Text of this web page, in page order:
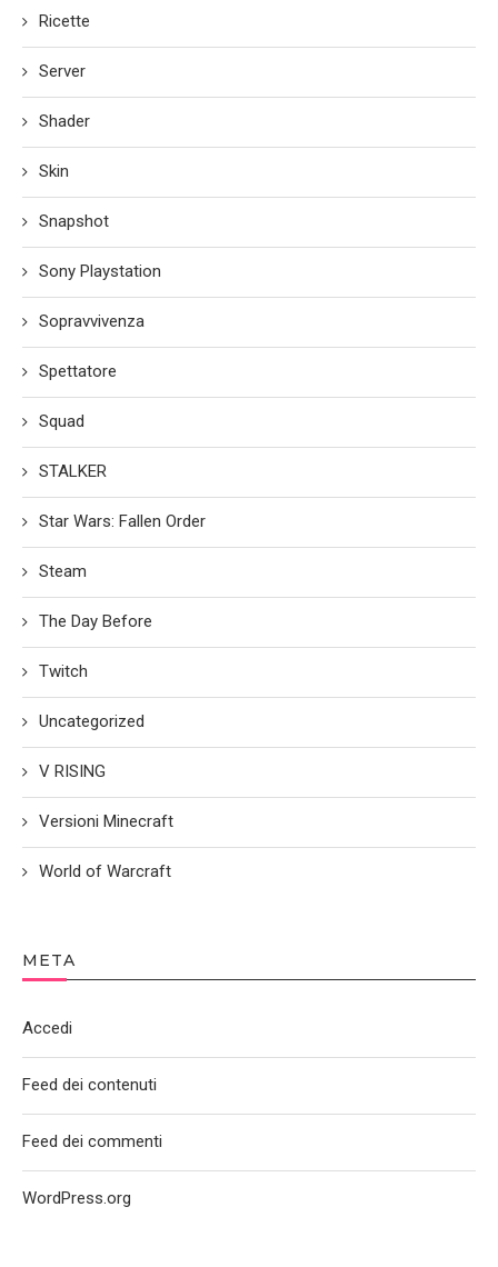
Ricette
Server
Shader
Skin
Snapshot
Sony Playstation
Sopravvivenza
Spettatore
Squad
STALKER
Star Wars: Fallen Order
Steam
The Day Before
Twitch
Uncategorized
V RISING
Versioni Minecraft
World of Warcraft
META
Accedi
Feed dei contenuti
Feed dei commenti
WordPress.org